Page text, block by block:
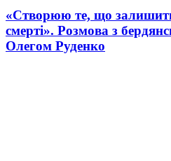
«Створюю те, що
смерті». Розмова з
Олегом Руденко